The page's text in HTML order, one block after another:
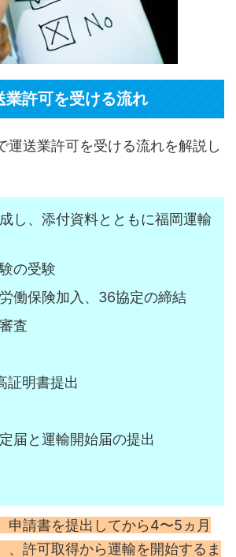
業許可を受ける流れ
運送業許可を受ける流れを解説し
し、添付資料とともに福岡運輸
の受験
働保険加入、36協定の締結
査
証明書提出
届と運輸開始届の提出
申請書を提出してから4〜5ヵ月
、許可取得から運輸を開始するま